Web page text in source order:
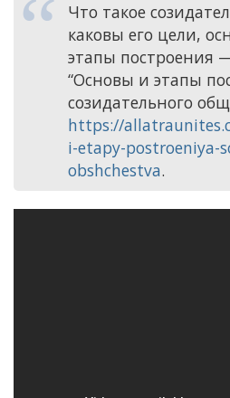
Что такое
каковы его цели,
этапы построения
“Основы и этапы
созидательного
https://
i-etapy-postroeniya-
obshchestva.